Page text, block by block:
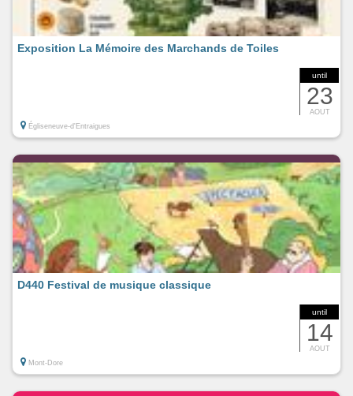
until
23
AOUT
Exposition La Mémoire des Marchands de Toiles
Égliseneuve-d'Entraigues
until
14
AOUT
D440 Festival de musique classique
Mont-Dore